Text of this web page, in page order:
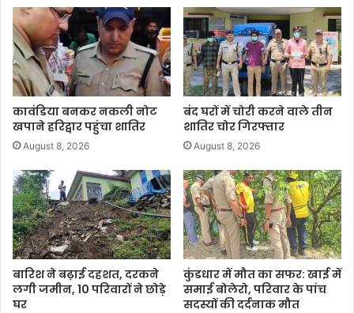
कावंडिया बनकर नकली नोट
खपाने हरिद्वार पहुंचा शातिर
August 8, 2026
बंद घरों में चोरी करने वाले तीन
शातिर चोर गिरफ्तार
August 8, 2026
बारिश ने बढ़ाई दहशत, दरकने
लगी जमीन, 10 परिवारों ने छोड़े
घर
कुंडधार में मौत का सफर: खाई में
समाई बोलेरो, परिवार के पांच
सदस्यों की दर्दनाक मौत